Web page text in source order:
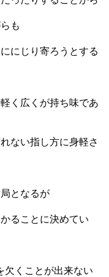
も
にじり寄ろうとする
く広くが持ち味であ
ない指し方に身軽さ
となるが
ることに決めてい
欠くことが出来ない